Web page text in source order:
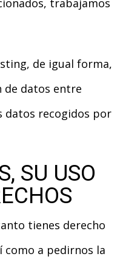
trabajamos
de igual forma,
de datos entre
datos recogidos por
SU USO
tienes derecho
como a pedirnos la